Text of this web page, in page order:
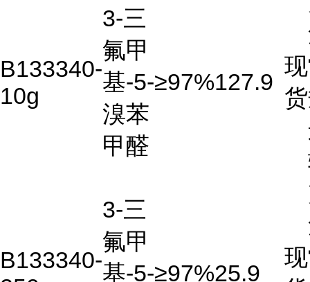
B133340-
10g
3-三
氟甲
基-5-
溴苯
甲醛
≥97%127.9
现
货
B133340-
3-三
氟甲
基-5-≥97%25.9
现